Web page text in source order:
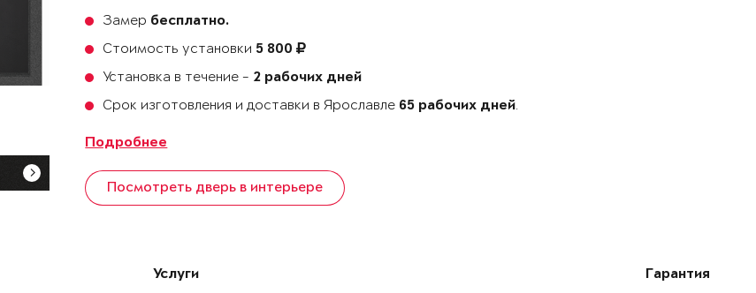
Замер бесплатно.
Стоимость установки 5 800
Установка в течение - 2 рабочих дней
Срок изготовления и доставки в Ярославле 65 рабочих дней.
Подробнее
Посмотреть дверь в интерьере
Услуги Гарантия